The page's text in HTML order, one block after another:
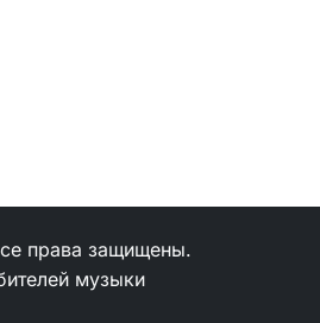
права защищены.
музыки